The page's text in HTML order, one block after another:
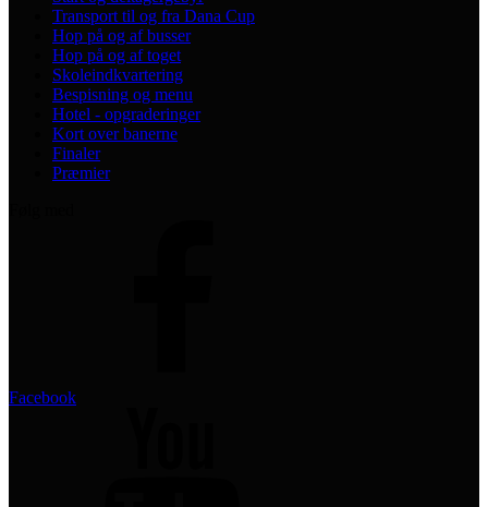
Transport til og fra Dana Cup
Hop på og af busser
Hop på og af toget
Skoleindkvartering
Bespisning og menu
Hotel - opgraderinger
Kort over banerne
Finaler
Præmier
Facebook